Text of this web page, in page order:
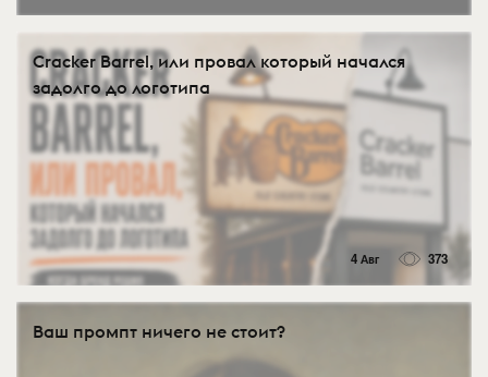
Cracker Barrel, или провал который начался
задолго до логотипа
4 Авг 373
Ваш промпт ничего не стоит?